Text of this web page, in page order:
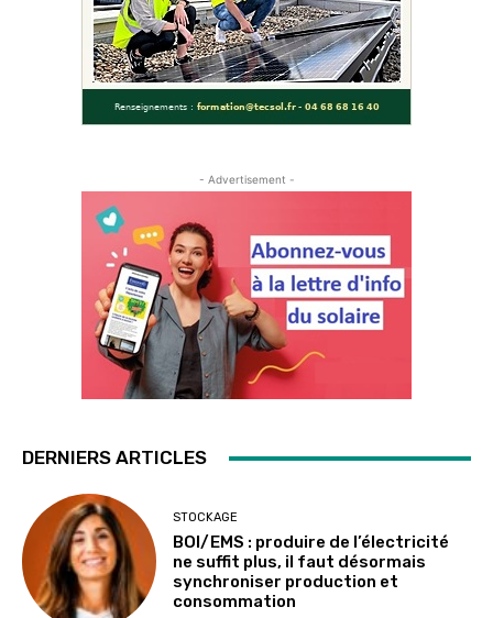
- Advertisement -
DERNIERS ARTICLES
STOCKAGE
BOI/EMS : produire de l’électricité
ne suffit plus, il faut désormais
synchroniser production et
consommation